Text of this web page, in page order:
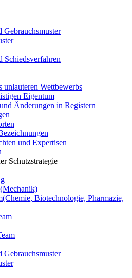
Gebrauchsmuster
Schiedsverfahren
unlauteren Wettbewerbs
Eigentum
Änderungen in Registern
und Expertisen
Schutzstrategie
(Mechanik)
(Chemie, Biotechnologie, Pharmazie,
Gebrauchsmuster